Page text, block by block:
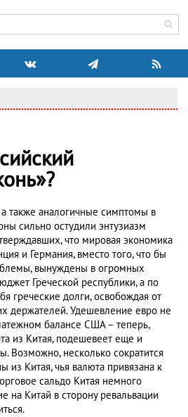
также аналогичные симптомы в
сильно остудили энтузиазм
что мировая экономика
и Германия, вместо того, что бы
вынуждены в огромных
Греческой республики, а по
греческие долги, освобождая от
держателей. Удешевление евро не
балансе США – теперь,
из Китая, подешевеет еще и
Возможно, несколько сократится
из Китая, чья валюта привязана к
сальдо Китая немного
на Китай в сторону ревальвации